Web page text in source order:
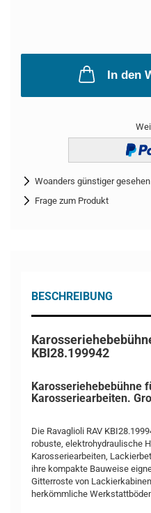
In den
Woanders günstiger gesehen
Frage zum Produkt
BESCHREIBUNG
KBI28.199942
Karosseriehebebühne
Karosseriearbeiten.
Die Ravaglioli RAV
robuste, elektrohydraulische
Karosseriearbeiten,
ihre kompakte Bauweise
Gitterroste von
herkömmliche